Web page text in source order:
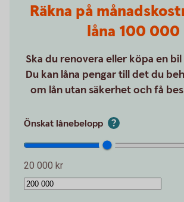
Räkna på
låna 100 000
Ska du renovera eller köpa en bil
Du kan låna pengar till det du
om lån utan säkerhet och få
Önskat lånebelopp
20 000 kr